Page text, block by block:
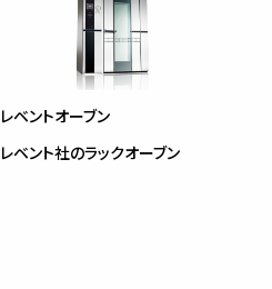
レベントオーブン
レベント社のラックオーブン